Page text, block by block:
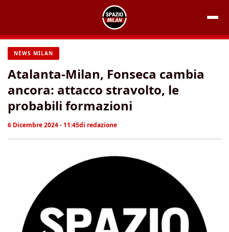
contenuto
NEWS MILAN
Atalanta-Milan, Fonseca cambia
ancora: attacco stravolto, le
probabili formazioni
6 Dicembre 2024 - 11:45di redazione